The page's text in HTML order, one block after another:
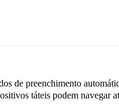
de preenchimento
táteis podem navegar